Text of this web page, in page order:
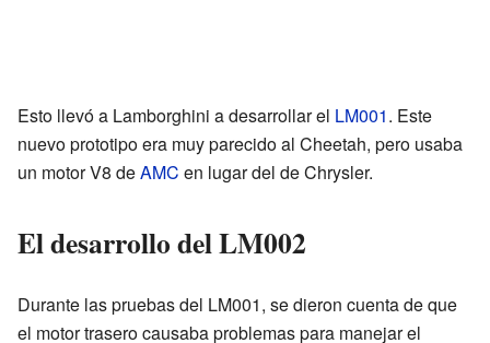
Esto llevó a Lamborghini a desarrollar el LM001. Este
nuevo prototipo era muy parecido al Cheetah, pero usaba
un motor V8 deAMC en lugar del de Chrysler.
El desarrollo del LM002
Durante las pruebas del LM001, se dieron cuenta de que
el motor trasero causaba problemas para manejar el